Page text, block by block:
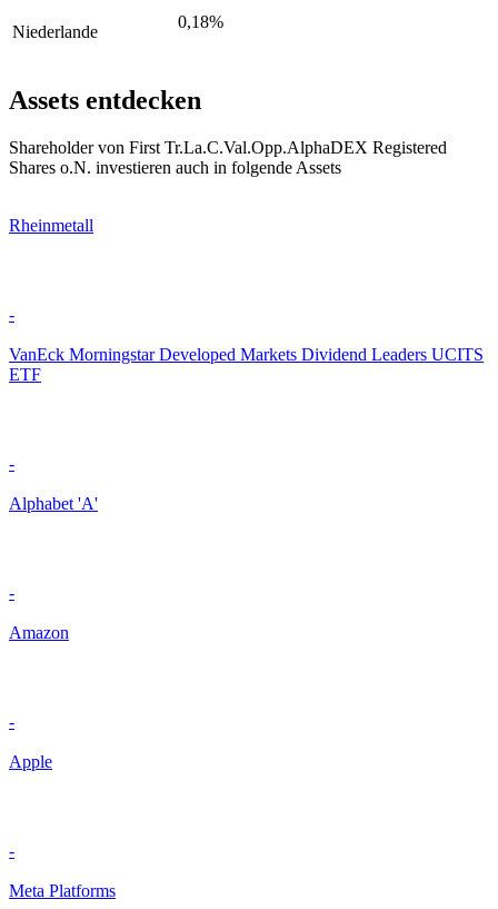
Niederlande
0,18%
Assets entdecken
Shareholder von First Tr.La.C.Val.Opp.AlphaDEX Registered
Shares o.N. investieren auch in folgende Assets
Rheinmetall
-
VanEck Morningstar Developed Markets Dividend Leaders UCITS
ETF
-
Alphabet 'A'
-
Amazon
-
Apple
-
Meta Platforms